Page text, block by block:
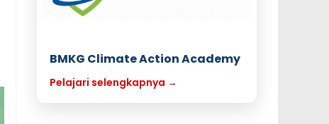
BMKG Climate Action Academy
Pelajari selengkapnya →